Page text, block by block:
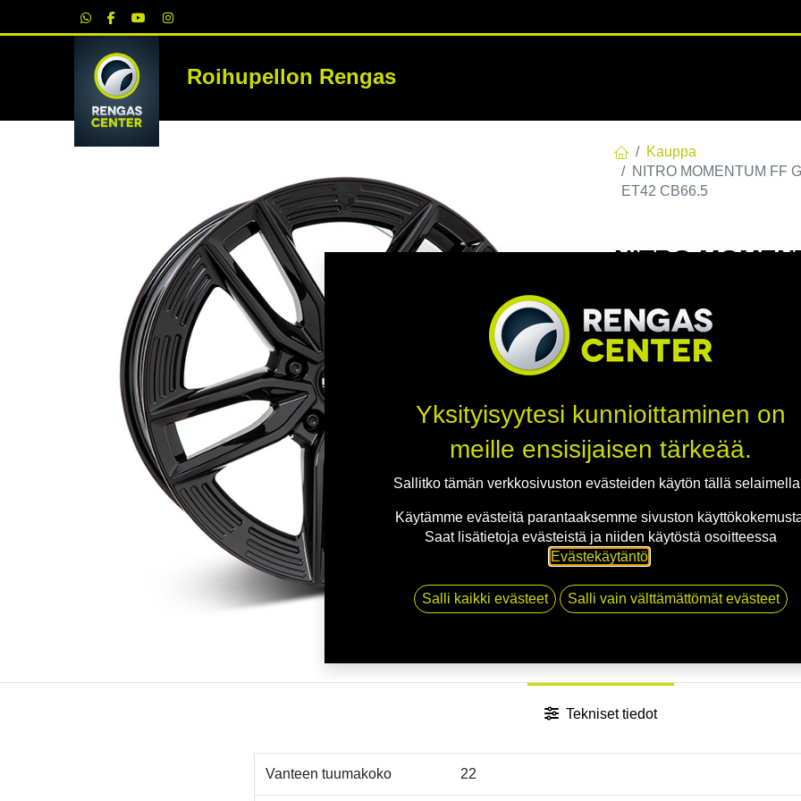
Roihupellon RengasRENKAAT
Kauppa
NITRO MOMENTUM FF
ET42 CB66.5
NITRO
CB66.5
EAN:7332818113126
Jaa
Toimitusehdot
Tekniset tiedot
Vanteen tuumakoko 22
Yksityisyytesi kunnioittaminen on
meille ensisijaisen tärkeää.
Sallitko tämän verkkosivuston evästeiden käytön tällä
Käytämme evästeitä parantaaksemme sivuston
Saat lisätietoja evästeistä ja niiden käytöstä osoitteessa
Evästekäytäntö.
Salli kaikki evästeet Salli vain välttämättömät evästeet